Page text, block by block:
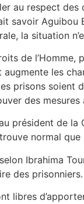
au respect
savoir Aguibou
la situation
de
les
prisons
des mesures
président de la
normal
Ibrahima
des prisonniers.
libres